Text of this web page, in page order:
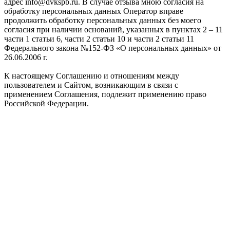
адрес info@dvkspb.ru. В случае отзыва мною согласия на
обработку персональных данных Оператор вправе
продолжить обработку персональных данных без моего
согласия при наличии оснований, указанных в пунктах 2 – 11
части 1 статьи 6, части 2 статьи 10 и части 2 статьи 11
Федерального закона №152-ФЗ «О персональных данных» от
26.06.2006 г.
К настоящему Соглашению и отношениям между
пользователем и Сайтом, возникающим в связи с
применением Соглашения, подлежит применению право
Российской Федерации.